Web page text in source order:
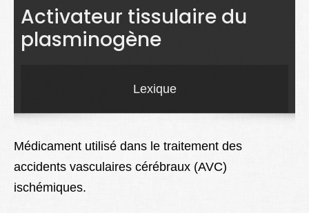
Actualités
Sciences
Droit
Lexique
Better Health
Activateur tissulaire du
plasminogène
Lexique
Médicament utilisé dans le traitement des
accidents vasculaires cérébraux (AVC)
ischémiques.